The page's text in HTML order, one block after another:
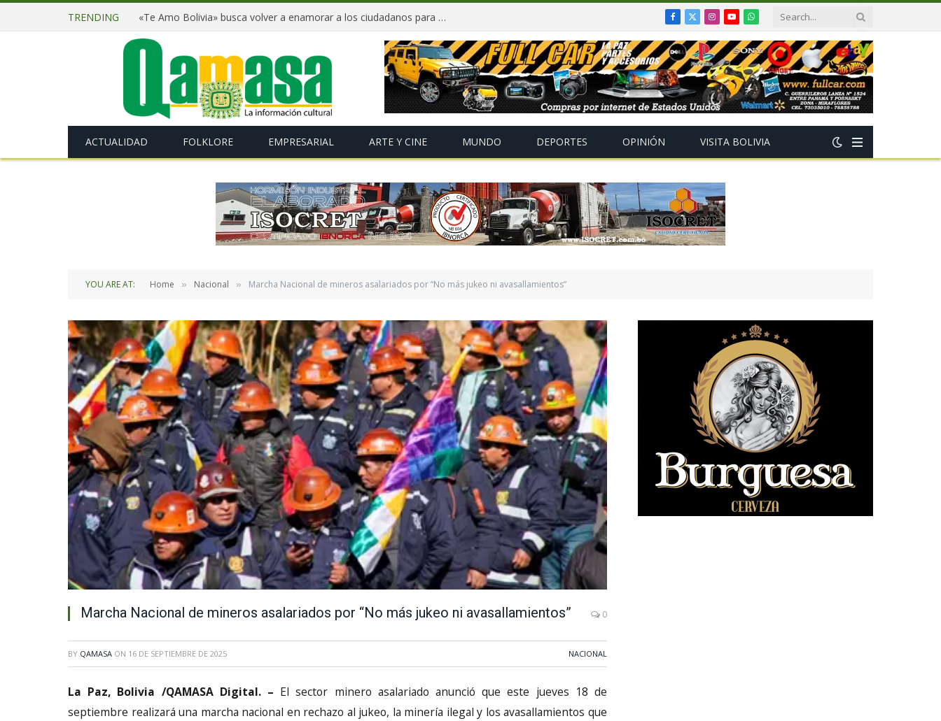
TRENDING «Te Amo Bolivia» busca volver a enamorar a los ciudadanos para impulsar el orgullo nacional Facebook
X
(Twitter)
Instagram
YouTubeWhatsApp
ACTUALIDAD FOLKLORE EMPRESARIAL ARTE Y CINE MUNDO DEPORTES OPINIÓN VISITA BOLIVIA
YOU ARE AT: Home » Nacional » Marcha Nacional de mineros asalariados por “No más jukeo ni avasallamientos”
Marcha Nacional de mineros asalariados por “No más jukeo ni avasallamientos” 0
BY QAMASA ON 16 DE SEPTIEMBRE DE 2025 NACIONAL
La Paz, Bolivia /QAMASA Digital. – El sector minero asalariado anunció que este jueves 18 de
septiembre realizará una marcha nacional en rechazo al jukeo, la minería ilegal y los avasallamientos que